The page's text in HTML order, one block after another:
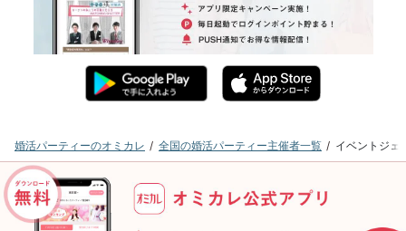
婚活パーティーのオミカレ 全国の婚活パーティー主催者一覧 イベントジェ